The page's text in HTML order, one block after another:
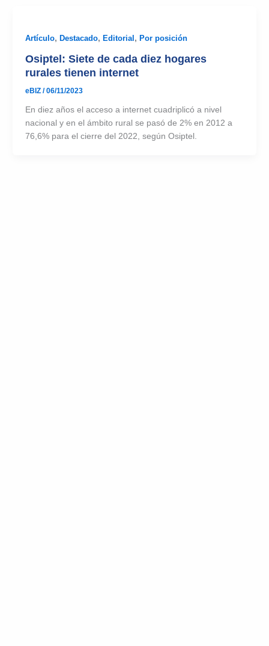
Artículo, Destacado, Editorial , Por posición
Osiptel: Siete de cada diez hogares
rurales tienen internet
eBIZ /06/11/2023
En diez años el acceso a internet cuadriplicó a nivel
nacional y en el ámbito rural se pasó de 2% en 2012 a
76,6% para el cierre del 2022, según Osiptel.